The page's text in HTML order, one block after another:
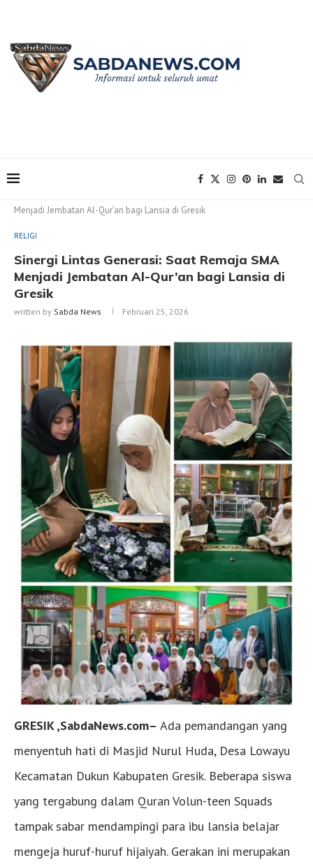
Menjadi Jembatan Al-Qur’an bagi Lansia di Gresik
RELIGI
Sinergi Lintas Generasi: Saat Remaja SMA
Menjadi Jembatan Al-Qur’an bagi Lansia di
Gresik
written by Sabda News Februari 25, 2026
GRESIK ,SabdaNews.com– Ada pemandangan yang
menyentuh hati di Masjid Nurul Huda, Desa Lowayu
Kecamatan Dukun Kabupaten Gresik. Beberapa siswa
yang tergabung dalam Quran Volun-teen Squads
tampak sabar mendampingi para ibu lansia belajar
mengeja huruf-huruf hijaiyah. Gerakan ini merupakan